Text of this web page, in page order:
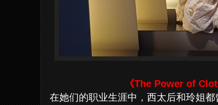
《The Power of
在她们的职业生涯中，西太后和玲姐